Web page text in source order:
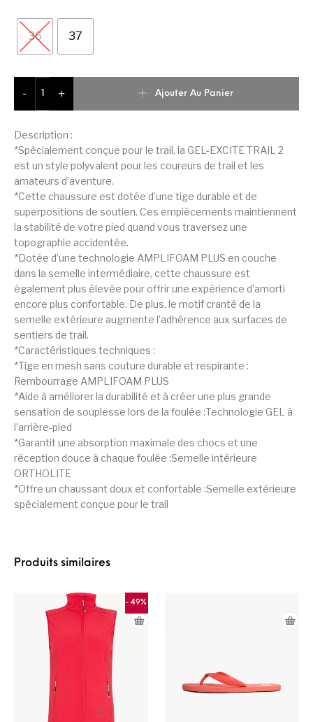
Description :
*Spécialement conçue pour le trail, la GEL-EXCITE TRAIL 2
est un style polyvalent pour les coureurs de trail et les
amateurs d’aventure.
*Cette chaussure est dotée d’une tige durable et de
superpositions de soutien. Ces empiècements maintiennent
la stabilité de votre pied quand vous traversez une
topographie accidentée.
*Dotée d’une technologie AMPLIFOAM PLUS en couche
dans la semelle intermédiaire, cette chaussure est
également plus élevée pour offrir une expérience d’amorti
encore plus confortable. De plus, le motif cranté de la
semelle extérieure augmente l’adhérence aux surfaces de
sentiers de trail.
*Caractéristiques techniques :
*Tige en mesh sans couture durable et respirante :
Rembourrage AMPLIFOAM PLUS
*Aide à améliorer la durabilité et à créer une plus grande
sensation de souplesse lors de la foulée :Technologie GEL à
l’arrière-pied
*Garantit une absorption maximale des chocs et une
réception douce à chaque foulée :Semelle intérieure
ORTHOLITE
*Offre un chaussant doux et confortable :Semelle extérieure
spécialement conçue pour le trail
36 37
-
+
Ajouter Au Panier
Produits similaires
- 49%